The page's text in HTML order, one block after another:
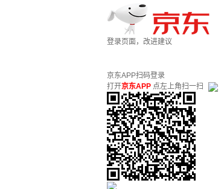
登录页面，改进建议
京东APP扫码登录
打开京东APP 点左上角扫一扫